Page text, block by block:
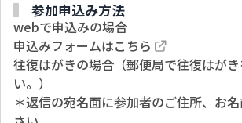
参加申込み方法
webで申込みの場合
申込みフォームはこちら
往復はがきの場合（郵便局で往復はが
い。）
＊返信の宛名面に参加者のご住所、お